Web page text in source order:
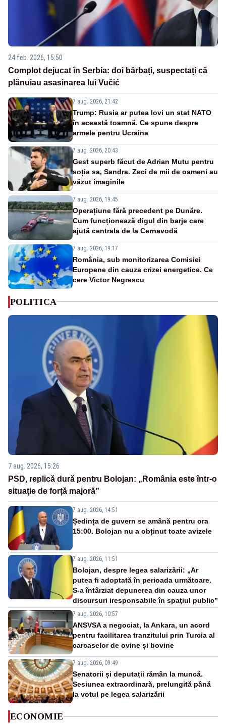
24 feb. 2026, 15:50
Complot dejucat în Serbia: doi bărbați, suspectați că
plănuiau asasinarea lui Vučić
7 aug. 2026, 21:42
Trump: Rusia ar putea lovi un stat NATO
în această toamnă. Ce spune despre
armele pentru Ucraina
7 aug. 2026, 20:43
Gest superb făcut de Adrian Mutu pentru
soția sa, Sandra. Zeci de mii de oameni au
văzut imaginile
7 aug. 2026, 19:45
Operațiune fără precedent pe Dunăre.
Cum funcționează digul din barje care
ajută centrala de la Cernavodă
7 aug. 2026, 19:17
România, sub monitorizarea Comisiei
Europene din cauza crizei energetice. Ce
cere Victor Negrescu
POLITICA
7 aug. 2026, 15:26
PSD, replică dură pentru Bolojan: „România este într-o
situație de forță majoră”
7 aug. 2026, 14:51
Ședința de guvern se amână pentru ora
15:00. Bolojan nu a obținut toate avizele
7 aug. 2026, 11:51
Bolojan, despre legea salarizării: „Ar
putea fi adoptată în perioada următoare.
S-a întârziat depunerea din cauza unor
discursuri iresponsabile în spaţiul public”
7 aug. 2026, 10:57
ANSVSA a negociat, la Ankara, un acord
pentru facilitarea tranzitului prin Turcia al
carcaselor de ovine și bovine
7 aug. 2026, 09:49
Senatorii și deputații rămân la muncă.
Sesiunea extraordinară, prelungită până
la votul pe legea salarizării
ECONOMIE